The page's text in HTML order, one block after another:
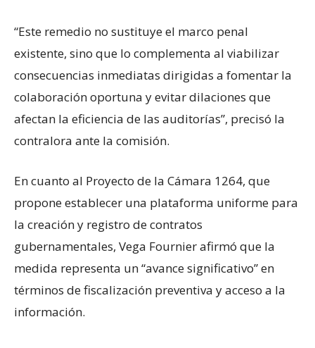
“Este remedio no sustituye el marco penal
existente, sino que lo complementa al viabilizar
consecuencias inmediatas dirigidas a fomentar la
colaboración oportuna y evitar dilaciones que
afectan la eficiencia de las auditorías”, precisó la
contralora ante la comisión.
En cuanto al Proyecto de la Cámara 1264, que
propone establecer una plataforma uniforme para
la creación y registro de contratos
gubernamentales, Vega Fournier afirmó que la
medida representa un “avance significativo” en
términos de fiscalización preventiva y acceso a la
información.